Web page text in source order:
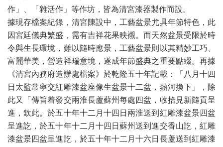
作」、「雜活作」等作坊，皆為清宮漆器製作而設。
據現存檔案紀錄，清宮陳設中，工藝盆景尤具年節特色，此
因宮廷儀典繁盛，需有吉祥花果映襯。而天然盆景受限於時
令與生長環境，難以隨時應景，工藝盆景則以其精妙工巧、
富麗華美，營造祥瑞意境，遂成年節盛典之重要點綴。再據
《清宮內務府造辦處檔案》於乾隆五十年記載：「八月十四
日太監常寧交紅雕漆盆座像生盆景十二盆，熱河換下」，除
此又「傳旨着發交兩淮長蘆蘇州每處四盆，收拾見新隨貢呈
進，欽此。於五十年十二月十四日兩淮送到紅雕漆盆景四盆
呈進訖，於五十年十二月十四日蘇州送到進交香山訖，紅雕
漆盆景四盆呈進訖，於五十年十二月十六日長蘆送到紅雕漆